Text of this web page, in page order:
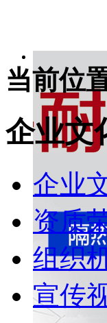
当前位
企业文
企业
资质
组织
宣传